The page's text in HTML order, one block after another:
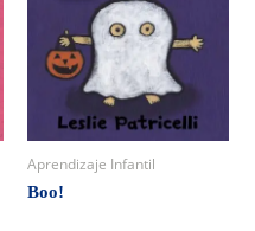
Aprendizaje Infantil
Boo!